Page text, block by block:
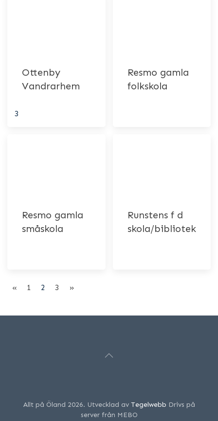
Ottenby
Vandrarhem
3
Resmo gamla
folkskola
Resmo gamla
småskola
Runstens f d
skola/bibliotek
« 1 2 3 »
Allt på Öland 2026. Utvecklad av Tegelwebb Drivs på
server från MEBO